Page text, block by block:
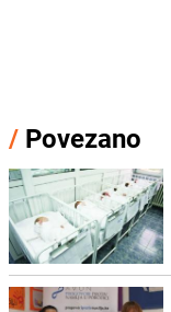
/ Povezano